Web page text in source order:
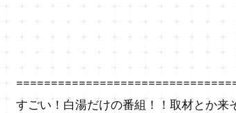
すごい！白湯だけの番組！！取材とか来